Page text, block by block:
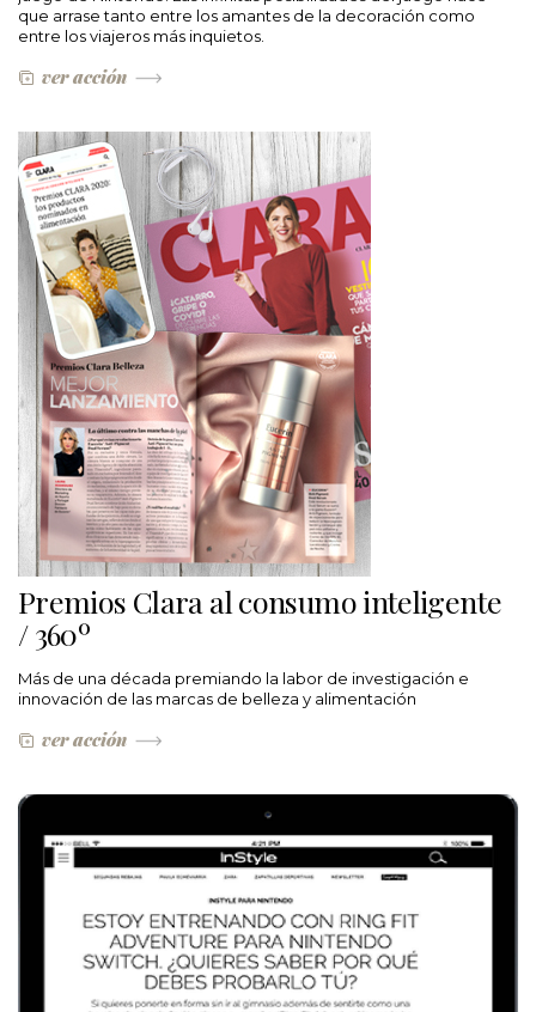
que arrase tanto entre los amantes de la decoración como
entre los viajeros más inquietos.
ver acción
Premios Clara al consumo inteligente
/ 360º
Más de una década premiando la labor de investigación e
innovación de las marcas de belleza y alimentación
ver acción